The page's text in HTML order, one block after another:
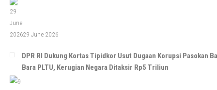
29 June 2026
DPR RI Dukung Kortas Tipidkor Usut Dugaan Korupsi Pasokan
Bara PLTU, Kerugian Negara Ditaksir Rp5 Triliun